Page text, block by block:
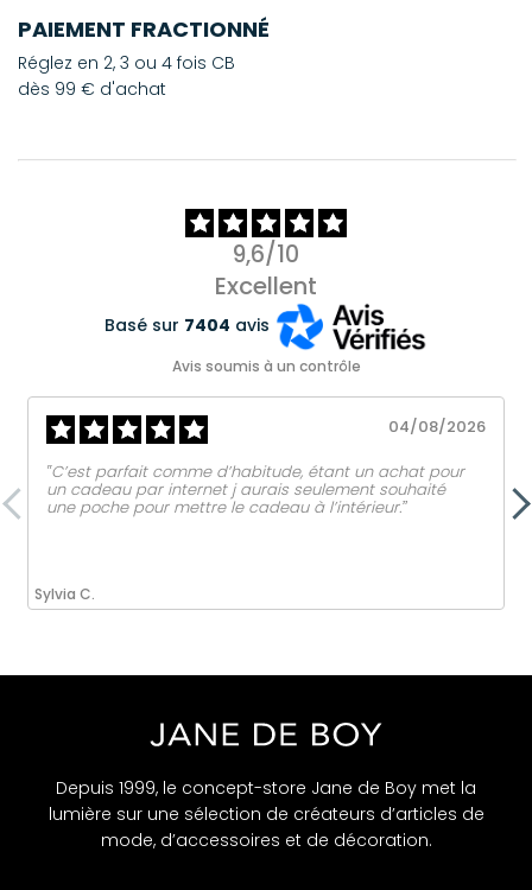
PAIEMENT FRACTIONNÉ
Réglez en 2, 3 ou 4 fois CB
dès 99 € d'achat
9,6/10
Excellent
Basé sur 7404 avis
Avis soumis à un contrôle
Sylvia C.
04/08/2026
‟C’est parfait comme d’habitude, étant un achat pour
un cadeau par internet j aurais seulement souhaité
une poche pour mettre le cadeau à l’intérieur.ˮ
Depuis 1999, le concept-store Jane de Boy met la
lumière sur une sélection de créateurs d’articles de
mode, d’accessoires et de décoration.